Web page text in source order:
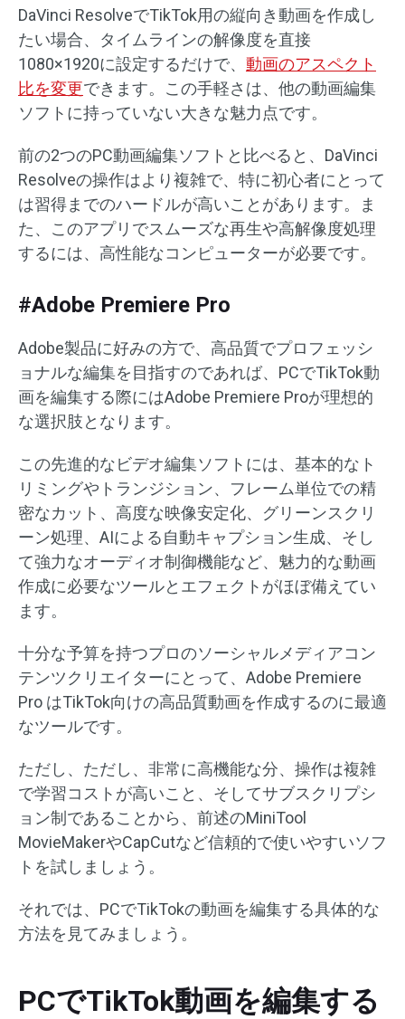
DaVinci ResolveでTikTok用の縦向き動画を作成し
たい場合、タイムラインの解像度を直接
1080×1920に設定するだけで、 動画のアスペクト
比を変更できます。この手軽さは、他の動画編集
ソフトに持っていない大きな魅力点です。
前の2つのPC動画編集ソフトと比べると、DaVinci
Resolveの操作はより複雑で、特に初心者にとって
は習得までのハードルが高いことがあります。ま
た、このアプリでスムーズな再生や高解像度処理
するには、高性能なコンピューターが必要です。
#Adobe Premiere Pro
Adobe製品に好みの方で、高品質でプロフェッシ
ョナルな編集を目指すのであれば、PCでTikTok動
画を編集する際にはAdobe Premiere Proが理想的
な選択肢となります。
この先進的なビデオ編集ソフトには、基本的なト
リミングやトランジション、フレーム単位での精
密なカット、高度な映像安定化、グリーンスクリ
ーン処理、AIによる自動キャプション生成、そし
て強力なオーディオ制御機能など、魅力的な動画
作成に必要なツールとエフェクトがほぼ備えてい
ます。
十分な予算を持つプロのソーシャルメディアコン
テンツクリエイターにとって、Adobe Premiere
Pro はTikTok向けの高品質動画を作成するのに最適
なツールです。
ただし、ただし、非常に高機能な分、操作は複雑
で学習コストが高いこと、そしてサブスクリプシ
ョン制であることから、前述のMiniTool
MovieMakerやCapCutなど信頼的で使いやすいソフ
トを試しましょう。
それでは、PCでTikTokの動画を編集する具体的な
方法を見てみましょう。
PCでTikTok動画を編集する